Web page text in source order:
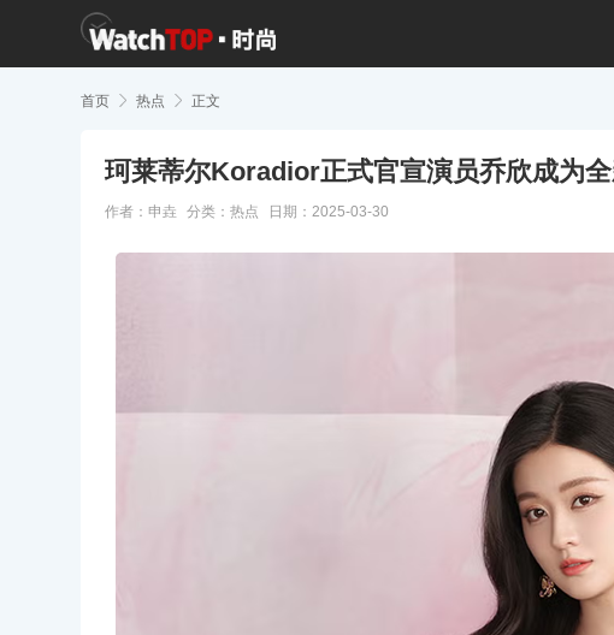
首页  热点  正文
珂莱蒂尔Koradior正式官宣演员乔欣成为
作者：申垚 分类： 热点 日期：2025-03-30